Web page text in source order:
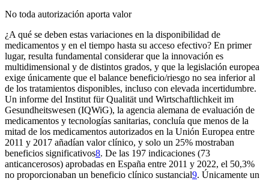
No toda autorización aporta valor
¿A qué se deben estas variaciones en la disponibilidad de
medicamentos y en el tiempo hasta su acceso efectivo? En primer
lugar, resulta fundamental considerar que la innovación es
multidimensional y de distintos grados, y que la legislación europea
exige únicamente que el balance beneficio/riesgo no sea inferior al
de los tratamientos disponibles, incluso con elevada incertidumbre.
Un informe del Institut für Qualität und Wirtschaftlichkeit im
Gesundheitswesen (IQWiG), la agencia alemana de evaluación de
medicamentos y tecnologías sanitarias, concluía que menos de la
mitad de los medicamentos autorizados en la Unión Europea entre
2011 y 2017 añadían valor clínico, y solo un 25% mostraban
beneficios significativos8. De las 197 indicaciones (73
anticancerosos) aprobadas en España entre 2011 y 2022, el 50,3%
no proporcionaban un beneficio clínico sustancial9. Únicamente un